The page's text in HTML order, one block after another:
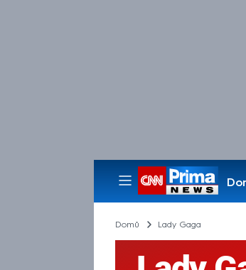
Domů Lady Gaga